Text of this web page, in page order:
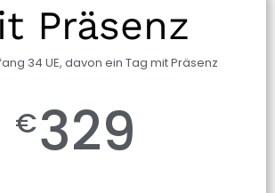
Präsenz
34 UE, davon ein Tag mit Präsenz
€329